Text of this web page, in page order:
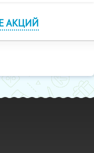
АКЦИЙ